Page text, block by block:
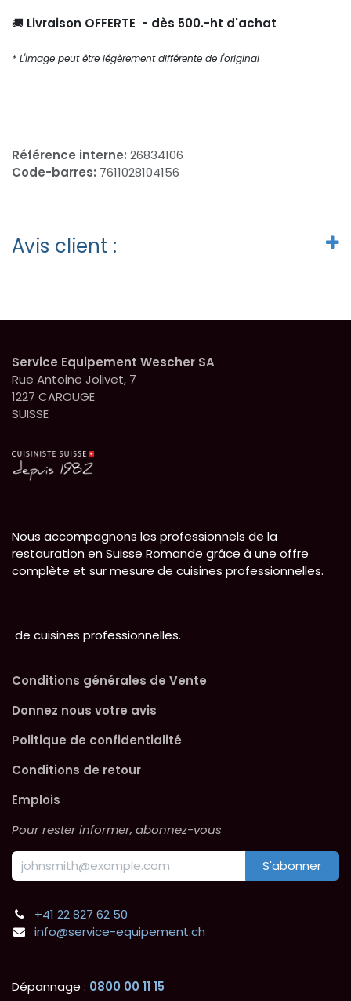
🚚 Livraison OFFERTE - dès 500.-ht d'achat
* L'image peut être légèrement différente de l'original
Référence interne: 26834106
Code-barres: 7611028104156
Avis client :
Service Equipement Wescher SA
Rue Antoine Jolivet, 7
1227 CAROUGE
SUISSE
Nous accompagnons les professionnels de la
restauration en Suisse Romande grâce à une offre
complète et sur mesure de cuisines professionnelles.
de cuisines professionnelles.
Conditions générales de Vente
Donnez nous votre avis
Politique de confidentialité
Conditions de retour
Emplois
Pour rester informer, abonnez-vous
S'abonner
+41 22 827 62 50
info@service-equipement.ch
Dépannage : 0800 00 11 15